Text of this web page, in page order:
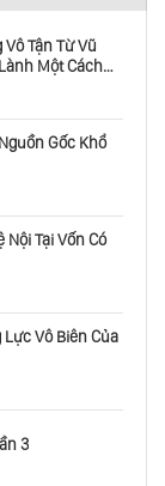
Tận Từ Vũ
Một Cách
Gốc Khổ
Tại Vốn Có
Vô Biên Của
3